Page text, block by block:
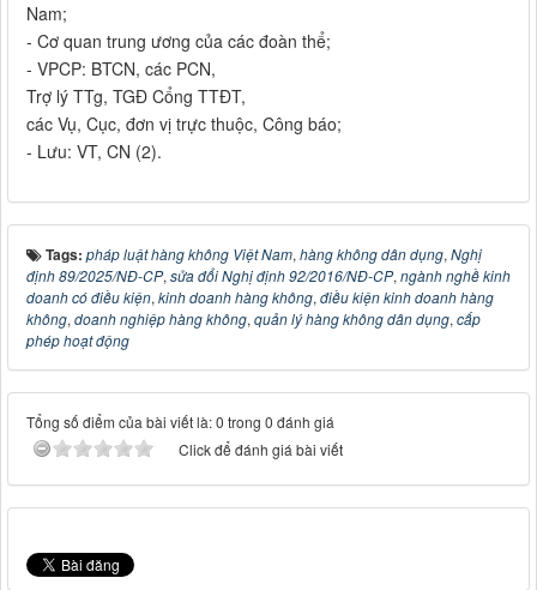
Nam;
- Cơ quan trung ương của các đoàn thể;
- VPCP: BTCN, các PCN,
Trợ lý TTg, TGĐ Cổng TTĐT,
các Vụ, Cục, đơn vị trực thuộc, Công báo;
- Lưu: VT, CN (2).
Tags: pháp luật hàng không Việt Nam, hàng không dân dụng, Nghị
định 89/2025/NĐ-CP, sửa đổi Nghị định 92/2016/NĐ-CP, ngành nghề kinh
doanh có điều kiện, kinh doanh hàng không, điều kiện kinh doanh hàng
không, doanh nghiệp hàng không, quản lý hàng không dân dụng, cấp
phép hoạt động
Tổng số điểm của bài viết là: 0 trong 0 đánh giá
Click để đánh giá bài viết